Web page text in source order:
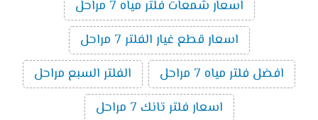
اسعار شمعات فلتر مياه 7 مراحل
اسعار قطع غيار الفلتر 7 مراحل
افضل فلتر مياه 7 مراحل
الفلتر السبع مراحل
اسعار فلتر تانك 7 مراحل